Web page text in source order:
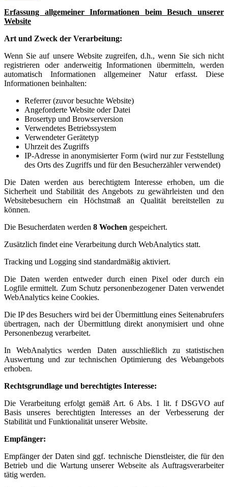
Erfassung allgemeiner Informationen beim Besuch unserer
Website
Art und Zweck der Verarbeitung:
Wenn Sie auf unsere Website zugreifen, d.h., wenn Sie sich nicht
registrieren oder anderweitig Informationen übermitteln, werden
automatisch Informationen allgemeiner Natur erfasst. Diese
Informationen beinhalten:
Referrer (zuvor besuchte Website)
Angeforderte Website oder Datei
Brosertyp und Browserversion
Verwendetes Betriebssystem
Verwendeter Gerätetyp
Uhrzeit des Zugriffs
IP-Adresse in anonymisierter Form (wird nur zur Feststellung
des Orts des Zugriffs und für den Besucherzähler verwendet)
Die Daten werden aus berechtigtem Interesse erhoben, um die
Sicherheit und Stabilität des Angebots zu gewährleisten und den
Websitebesuchern ein Höchstmaß an Qualität bereitstellen zu
können.
Die Besucherdaten werden 8 Wochen gespeichert.
Zusätzlich findet eine Verarbeitung durch WebAnalytics statt.
Tracking und Logging sind standardmäßig aktiviert.
Die Daten werden entweder durch einen Pixel oder durch ein
Logfile ermittelt. Zum Schutz personenbezogener Daten verwendet
WebAnalytics keine Cookies.
Die IP des Besuchers wird bei der Übermittlung eines Seitenabrufers
übertragen, nach der Übermittlung direkt anonymisiert und ohne
Personenbezug verarbeitet.
In WebAnalytics werden Daten ausschließlich zu statistischen
Auswertung und zur technischen Optimierung des Webangebots
erhoben.
Rechtsgrundlage und berechtigtes Interesse:
Die Verarbeitung erfolgt gemäß Art. 6 Abs. 1 lit. f DSGVO auf
Basis unseres berechtigten Interesses an der Verbesserung der
Stabilität und Funktionalität unserer Website.
Empfänger:
Empfänger der Daten sind ggf. technische Dienstleister, die für den
Betrieb und die Wartung unserer Webseite als Auftragsverarbeiter
tätig werden.